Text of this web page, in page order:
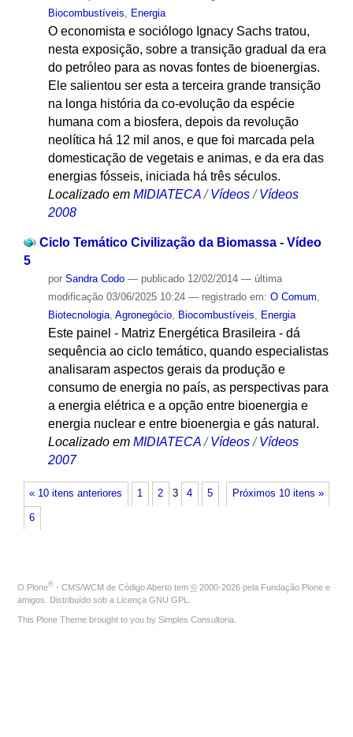
Biocombustíveis
Energia
O economista e sociólogo Ignacy Sachs tratou,
nesta exposição, sobre a transição gradual da era
do petróleo para as novas fontes de bioenergias.
Ele salientou ser esta a terceira grande transição
na longa história da co-evolução da espécie
humana com a biosfera, depois da revolução
neolítica há 12 mil anos, e que foi marcada pela
domesticação de vegetais e animas, e da era das
energias fósseis, iniciada há três séculos.
Localizado em MIDIATECA /Vídeos /Vídeos
2008
Ciclo Temático Civilização da Biomassa - Vídeo
5
por Sandra Codo — publicado12/02/2014 — última
modificação03/06/2025 10:24 — registrado em: O Comum,
Biotecnologia, Agronegócio, Biocombustíveis, Energia
Este painel - Matriz Energética Brasileira - dá
sequência ao ciclo temático, quando especialistas
analisaram aspectos gerais da produção e
consumo de energia no país, as perspectivas para
a energia elétrica e a opção entre bioenergia e
energia nuclear e entre bioenergia e gás natural.
Localizado em MIDIATECA /Vídeos /Vídeos
2007
« 10 itens anteriores Próximos 10 itens »
1 2 3 4 5
6
O Plone® - CMS/WCM de Código Aberto tem © 2000-2026 pela Fundação Plone e
amigos. Distribuído sob a Licença GNU GPL
This Plone Theme brought to you by Simples Consultoria